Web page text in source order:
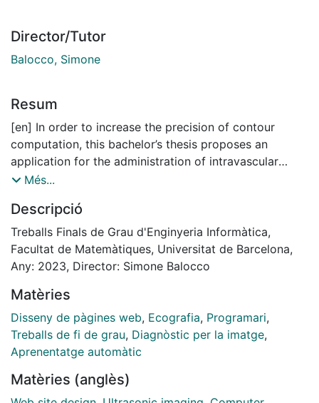
Director/Tutor
Balocco, Simone
Resum
[en] In order to increase the precision of contour
computation, this bachelor’s thesis proposes an
application for the administration of intravascular
ultrasounds. A noninvasive imaging diagnostic method
ultrasounds. Making significant clinical decisions
requires accurate handling of the
findings. The application is created in Django using the
Python programming language, with cloud file storage
deployed in Azure App Service. The instrument seeks
to increase the effectiveness of intravascular
ultrasound administration and provide more accurate
findings to support interpretation and diagnosis
project. Among them and the most important in this
Més...
Descripció
Treballs Finals de Grau d'Enginyeria Informàtica,
Facultat de Matemàtiques, Universitat de Barcelona,
Any: 2023, Director: Simone Balocco
Matèries
Disseny de pàgines web, Ecografia, Programari,
Treballs de fi de grau, Diagnòstic per la imatge,
Aprenentatge automàtic
Matèries (anglès)